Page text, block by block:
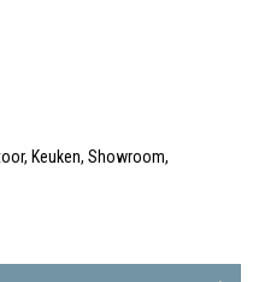
Keuken, Showroom,